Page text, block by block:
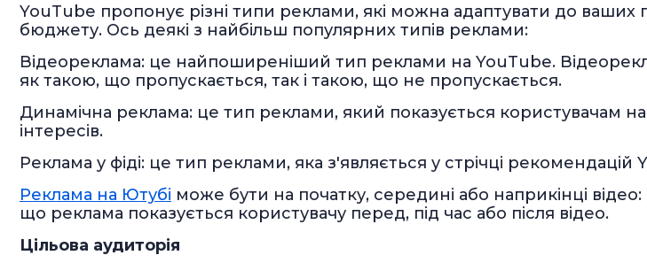
YouTube пропонує різні типи реклами, які можна адаптувати до ваших
бюджету. Ось деякі з найбільш популярних типів реклами:
Відеореклама: це найпоширеніший тип реклами на YouTube.
як такою, що пропускається, так і такою, що не пропускається.
Динамічна реклама: це тип реклами, який показується користувачам на
інтересів.
Реклама у фіді: це тип реклами, яка з'являється у стрічці рекомендацій
Реклама на Ютубі може бути на початку, середині або наприкінці
що реклама показується користувачу перед, під час або після відео.
Цільова аудиторія